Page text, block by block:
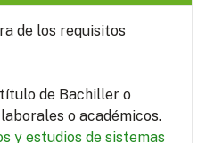
de los requisitos
de Bachiller o
o académicos.
y estudios de sistemas